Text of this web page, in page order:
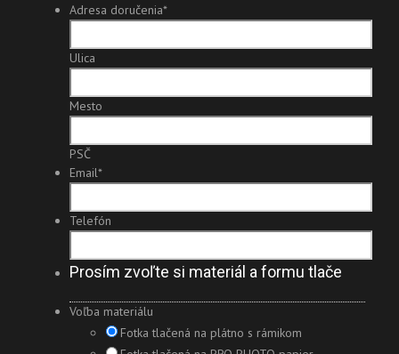
Adresa doručenia*
Ulica
Mesto
PSČ
Email*
Telefón
Prosím zvoľte si materiál a formu tlače
Voľba materiálu
Fotka tlačená na plátno s rámikom